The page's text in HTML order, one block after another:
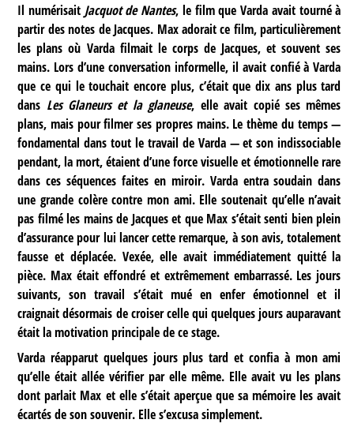
Il numérisait Jacquot de Nantes, le film que Varda avait tourné à
partir des notes de Jacques. Max adorait ce film, particulièrement
les plans où Varda filmait le corps de Jacques, et souvent ses
mains. Lors d’une conversation informelle, il avait confié à Varda
que ce qui le touchait encore plus, c’était que dix ans plus tard
dans Les Glaneurs et la glaneuse, elle avait copié ses mêmes
plans, mais pour filmer ses propres mains. Le thème du temps —
fondamental dans tout le travail de Varda — et son indissociable
pendant, la mort, étaient d’une force visuelle et émotionnelle rare
dans ces séquences faites en miroir. Varda entra soudain dans
une grande colère contre mon ami. Elle soutenait qu’elle n’avait
pas filmé les mains de Jacques et que Max s’était senti bien plein
d’assurance pour lui lancer cette remarque, à son avis, totalement
fausse et déplacée. Vexée, elle avait immédiatement quitté la
pièce. Max était effondré et extrêmement embarrassé. Les jours
suivants, son travail s’était mué en enfer émotionnel et il
craignait désormais de croiser celle qui quelques jours auparavant
était la motivation principale de ce stage.
Varda réapparut quelques jours plus tard et confia à mon ami
qu’elle était allée vérifier par elle même. Elle avait vu les plans
dont parlait Max et elle s’était aperçue que sa mémoire les avait
écartés de son souvenir. Elle s’excusa simplement.